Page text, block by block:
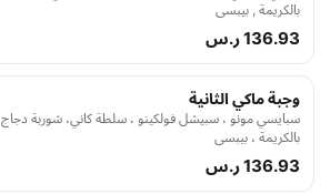
بالكريمة , بيبسي
136.93 ر.س
وجبة ماكي الثانية
سبايسي مونو ، سبيشل فولكينو ، سلطة كاني، شوربة دجاج
بالكريمة ، بيبسي
136.93 ر.س